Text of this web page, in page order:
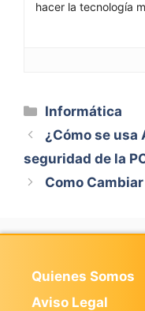
hacer la tecnología
Categorías
Informática
¿Cómo se usa
seguridad de la
Como
Quienes Somos
Aviso Legal